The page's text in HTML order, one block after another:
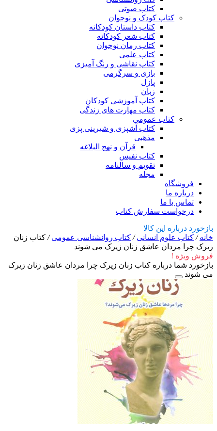
کتاب صوتی
کتاب کودک و نوجوان
کتاب داستان کودکانه
کتاب شعر کودکانه
کتاب رمان نوجوان
کتاب علمی
کتاب نقاشی و رنگ آمیزی
بازی و سرگرمی
پازل
زبان
کتاب آموزشی کودکان
کتاب مهارت های زندگی
کتاب عمومی
کتاب آشپزی و شیرینی پزی
مذهبی
قرآن و نهج البلاغه
کتاب نفیس
تقویم و سالنامه
مجله
فروشگاه
درباره ما
تماس با ما
درخواست سفارش کتاب
بازخورد درباره این کالا
خانه/ کتاب علوم انسانی/ کتاب روانشناسی عمومی/ کتاب زنان
زیرک چرا مردان عاشق زنان زیرک می شوند
فروش ویژه !
بازخورد شما درباره کتاب زنان زیرک چرا مردان عاشق زنان زیرک
می شوند